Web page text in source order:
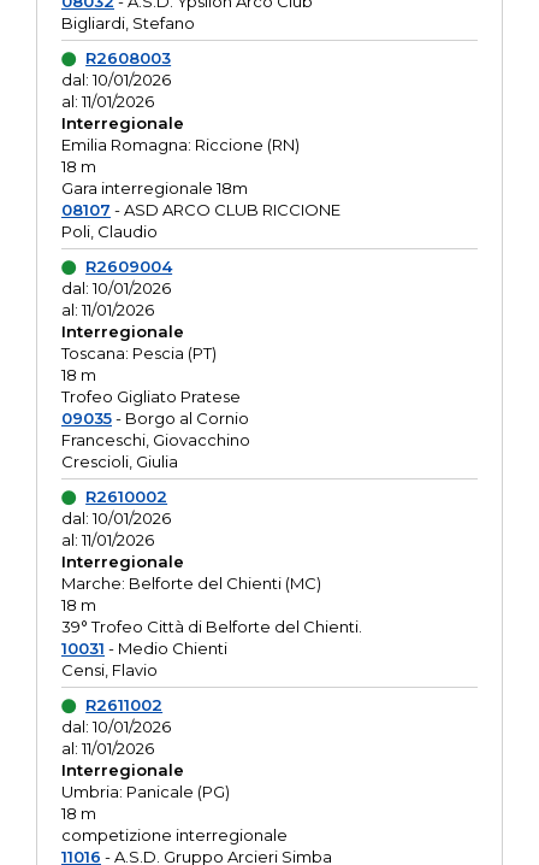
Bigliardi, Stefano
R2608003
dal: 10/01/2026
al: 11/01/2026
Interregionale
Emilia Romagna: Riccione (RN)
18 m
Gara interregionale 18m
08107 - ASD ARCO CLUB RICCIONE
Poli, Claudio
R2609004
dal: 10/01/2026
al: 11/01/2026
Interregionale
Toscana: Pescia (PT)
18 m
Trofeo Gigliato Pratese
09035- Borgo al Cornio
Franceschi, Giovacchino
Crescioli, Giulia
R2610002
dal: 10/01/2026
al: 11/01/2026
Interregionale
Marche: Belforte del Chienti (MC)
18 m
39° Trofeo Città di Belforte del Chienti.
10031 - Medio Chienti
Censi, Flavio
R2611002
dal: 10/01/2026
al: 11/01/2026
Interregionale
Umbria: Panicale (PG)
18 m
competizione interregionale
11016 - A.S.D. Gruppo Arcieri Simba